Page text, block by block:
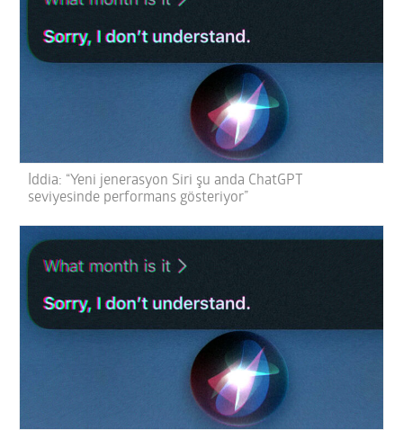
İddia: “Yeni jenerasyon Siri şu anda ChatGPT
seviyesinde performans gösteriyor”